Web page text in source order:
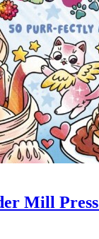
Mill Press